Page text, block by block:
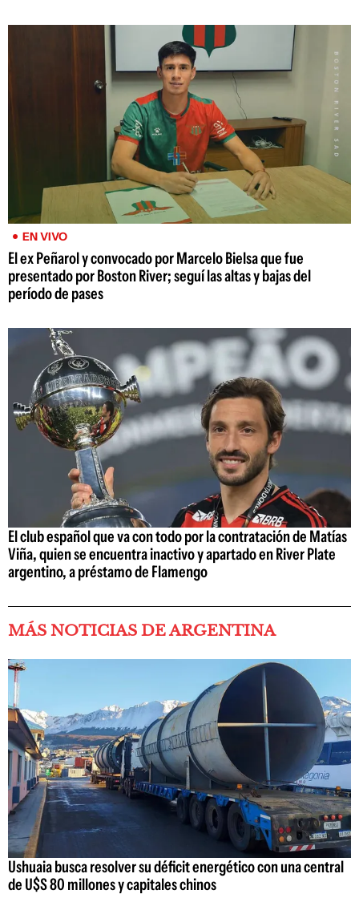
EN VIVO
El ex Peñarol y convocado por Marcelo Bielsa que fue
presentado por Boston River; seguí las altas y bajas del
período de pases
El club español que va con todo por la contratación de Matías
Viña, quien se encuentra inactivo y apartado en River Plate
argentino, a préstamo de Flamengo
MÁS NOTICIAS DE ARGENTINA
Ushuaia busca resolver su déficit energético con una central
de U$S 80 millones y capitales chinos